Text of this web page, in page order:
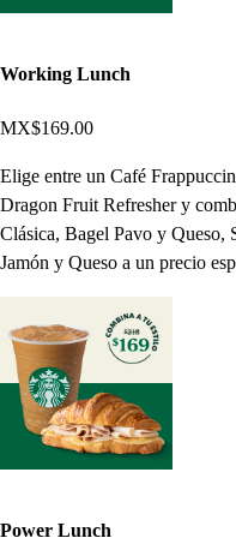
Working Lunch
MX$169.00
Elige entre un Café
Dragon Fruit Refresher y
Clásica, Bagel Pavo y Queso,
Jamón y Queso a un precio
Power Lunch